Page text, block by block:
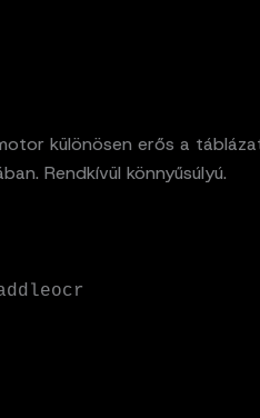
különösen erős a
Rendkívül könnyűsúlyú.